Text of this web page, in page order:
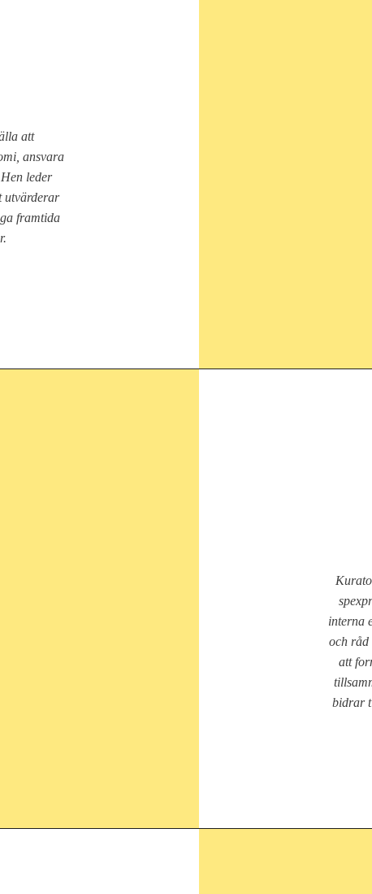
att
ansvara
leder
utvärderar
framtida
interna
och råd
att
bidrar